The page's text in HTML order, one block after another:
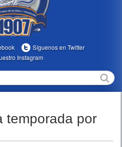
Síguenos en Twitter
Instagram
temporada por